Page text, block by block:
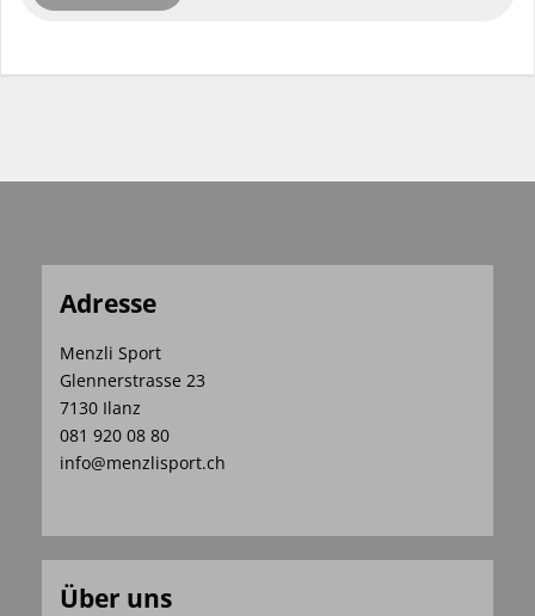
Adresse
Menzli Sport
Glennerstrasse 23
7130 Ilanz
081 920 08 80
info@menzlisport.ch
Über uns